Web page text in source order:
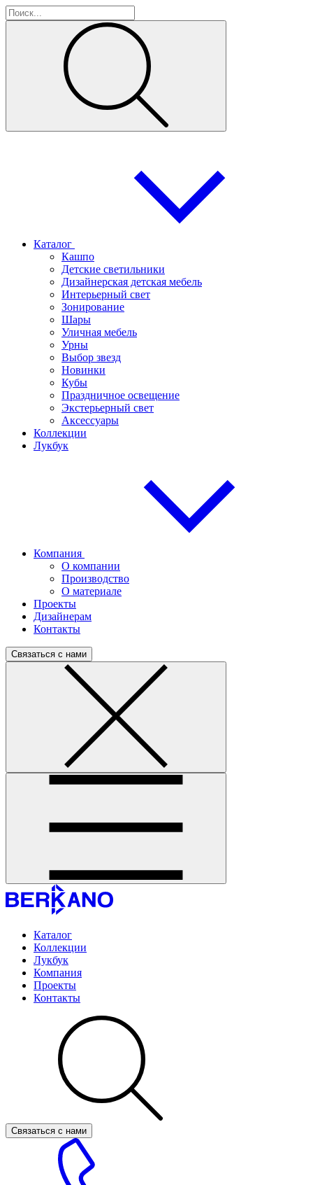
Каталог
Кашпо
Детские светильники
Дизайнерская детская мебель
Интерьерный свет
Зонирование
Шары
Уличная мебель
Урны
Выбор звезд
Новинки
Кубы
Праздничное освещение
Экстерьерный свет
Аксессуары
Коллекции
Лукбук
Компания
О компании
Производство
О материале
Проекты
Дизайнерам
Контакты
Связаться с нами
Каталог
Коллекции
Лукбук
Компания
Проекты
Контакты
Связаться с нами